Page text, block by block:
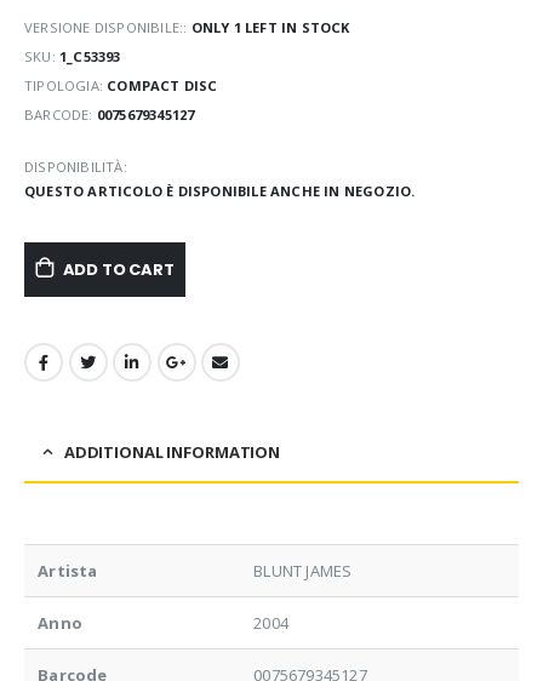
VERSIONE DISPONIBILE:: ONLY 1 LEFT IN STOCK
SKU: 1_C53393
TIPOLOGIA: COMPACT DISC
BARCODE: 0075679345127
DISPONIBILITÀ:
QUESTO ARTICOLO È DISPONIBILE ANCHE IN NEGOZIO.
ADD TO CART
ADDITIONAL INFORMATION
Artista BLUNT JAMES
Anno 2004
Barcode 0075679345127